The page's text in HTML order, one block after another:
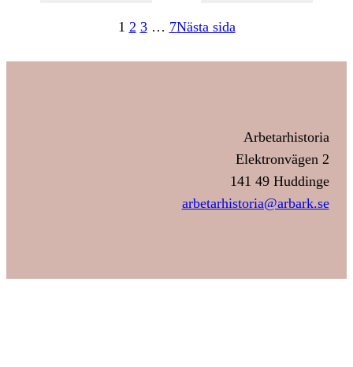
1 2 3 … 7Nästa sida
Arbetarhistoria
Elektronvägen 2
141 49 Huddinge
arbetarhistoria@arbark.se